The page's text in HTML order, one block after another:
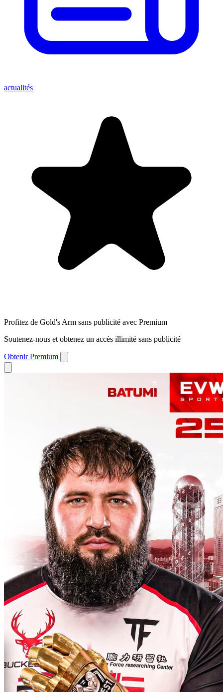
actualités
Profitez de Gold's Arm sans publicité avec Premium
Soutenez-nous et obtenez un accès illimité sans publicité
Obtenir Premium